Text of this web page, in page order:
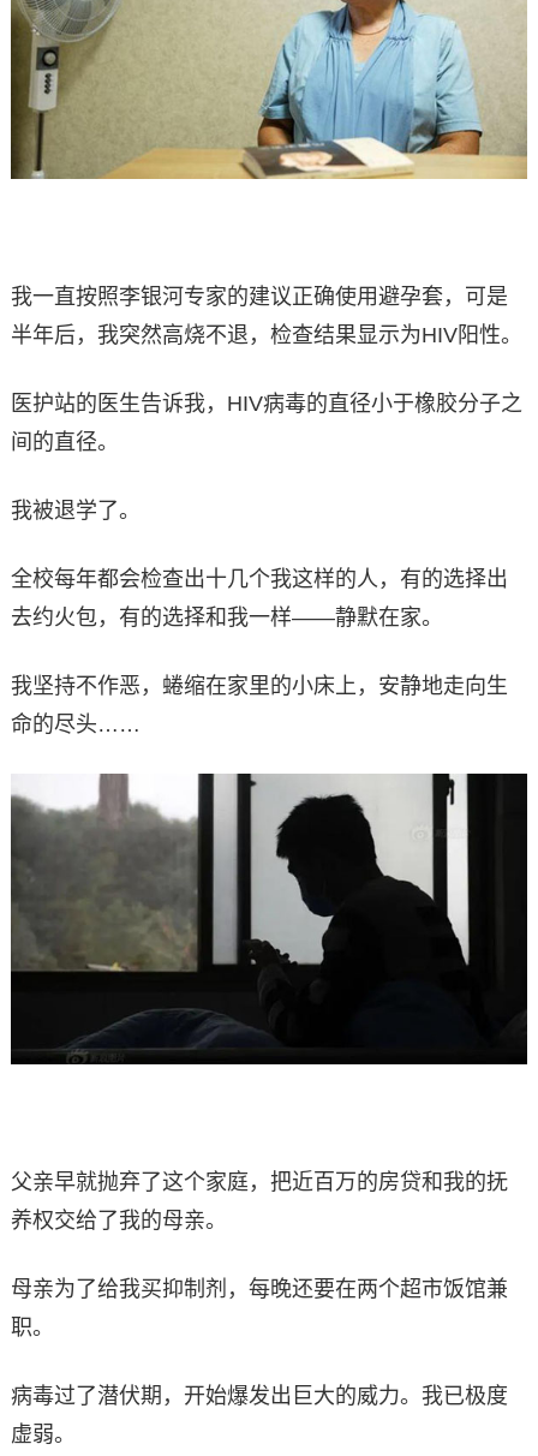
我一直按照李银河专家的建议正确使用避孕套，可是
半年后，我突然高烧不退，检查结果显示为HIV阳性。
医护站的医生告诉我，HIV病毒的直径小于橡胶分子之
间的直径。
我被退学了。
全校每年都会检查出十几个我这样的人，有的选择出
去约火包，有的选择和我一样——静默在家。
我坚持不作恶，蜷缩在家里的小床上，安静地走向生
命的尽头……
父亲早就抛弃了这个家庭，把近百万的房贷和我的抚
养权交给了我的母亲。
母亲为了给我买抑制剂，每晚还要在两个超市饭馆兼
职。
病毒过了潜伏期，开始爆发出巨大的威力。我已极度
虚弱。